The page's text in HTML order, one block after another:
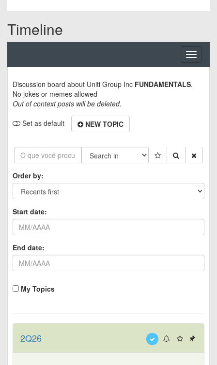
Timeline
Toggle
Discussion board about Uniti Group Inc FUNDAMENTALS.
No jokes or memes allowed
Out of context posts will be deleted.
Set as default
NEW TOPIC
Order by:
Start date:
End date:
My Topics
2Q26